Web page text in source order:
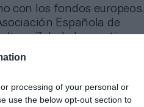
processing of your personal or
use the below opt-out section to
con los fondos europeos.
Española de
Zabala Innovation
captar financiación
la Aecg y la Rfeg a